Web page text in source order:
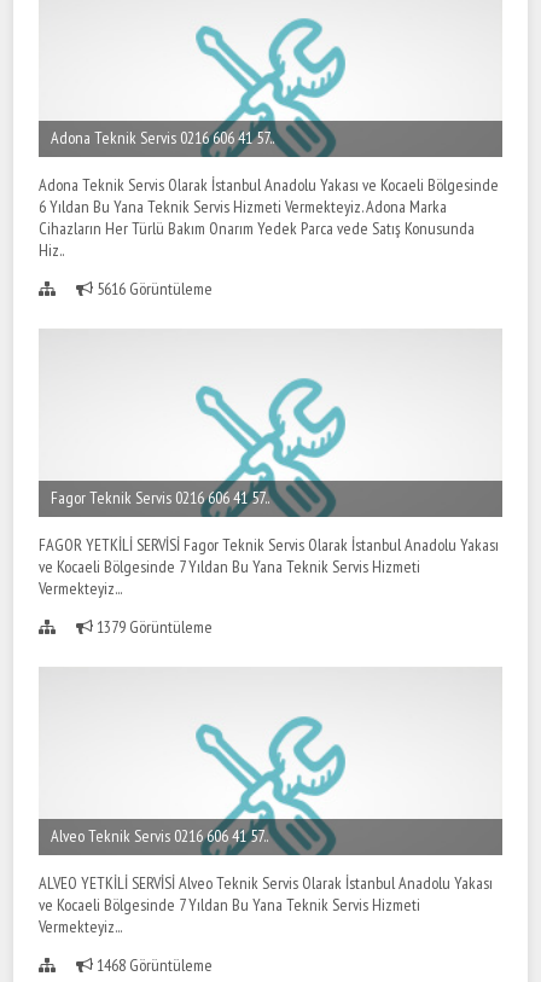
Adona Teknik Servis 0216 606 41 57..
Adona Teknik Servis Olarak İstanbul Anadolu Yakası ve Kocaeli Bölgesinde
6 Yıldan Bu Yana Teknik Servis Hizmeti Vermekteyiz. Adona Marka
Cihazların Her Türlü Bakım Onarım Yedek Parca vede Satış Konusunda
Hiz..
5616 Görüntüleme
Fagor Teknik Servis 0216 606 41 57..
FAGOR YETKİLİ SERVİSİ Fagor Teknik Servis Olarak İstanbul Anadolu Yakası
ve Kocaeli Bölgesinde 7 Yıldan Bu Yana Teknik Servis Hizmeti
Vermekteyiz...
1379 Görüntüleme
Alveo Teknik Servis 0216 606 41 57..
ALVEO YETKİLİ SERVİSİ Alveo Teknik Servis Olarak İstanbul Anadolu Yakası
ve Kocaeli Bölgesinde 7 Yıldan Bu Yana Teknik Servis Hizmeti
Vermekteyiz...
1468 Görüntüleme